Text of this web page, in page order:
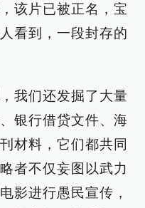
该片已被正名，宝
看到，一段封存的
我们还发掘了大量
银行借贷文件、海
材料，它们都共同
者不仅妄图以武力
影进行愚民宣传，